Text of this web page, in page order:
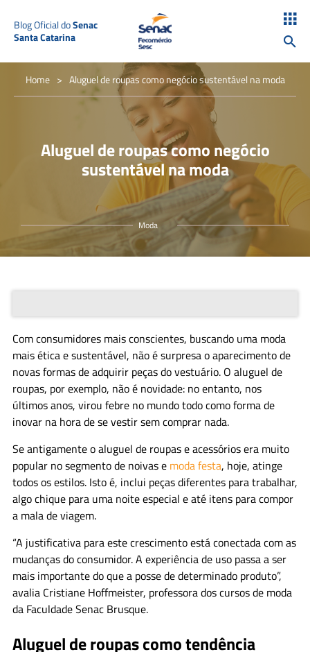
Blog Oficial doSenac
Santa Catarina
Home > Aluguel de roupas como negócio sustentável na moda
Aluguel de roupas como negócio
sustentável na moda
Moda
Com consumidores mais conscientes, buscando uma moda
mais ética e sustentável, não é surpresa o aparecimento de
novas formas de adquirir peças do vestuário. O aluguel de
roupas, por exemplo, não é novidade: no entanto, nos
últimos anos, virou febre no mundo todo como forma de
inovar na hora de se vestir sem comprar nada.
Se antigamente o aluguel de roupas e acessórios era muito
popular no segmento de noivas e moda festa, hoje, atinge
todos os estilos. Isto é, inclui peças diferentes para trabalhar,
algo chique para uma noite especial e até itens para compor
a mala de viagem.
“A justificativa para este crescimento está conectada com as
mudanças do consumidor. A experiência de uso passa a ser
mais importante do que a posse de determinado produto”,
avalia Cristiane Hoffmeister, professora dos cursos de moda
da Faculdade Senac Brusque.
Aluguel de roupas como tendência